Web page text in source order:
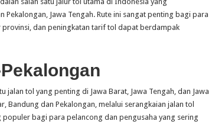
Pekalongan, Jawa Tengah. Rute ini sangat penting bagi para
dan peningkatan tarif tol dapat berdampak
jalan tol yang penting di Jawa Barat, Jawa Tengah, dan Jawa
Bandung dan Pekalongan, melalui serangkaian jalan tol
bagi para pelancong dan pengusaha yang sering